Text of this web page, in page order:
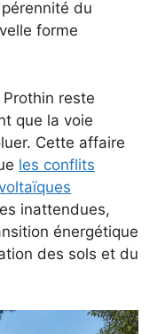
du
forme
reste
que la voie
Cette affaire
les conflits
inattendues,
énergétique
des sols et du